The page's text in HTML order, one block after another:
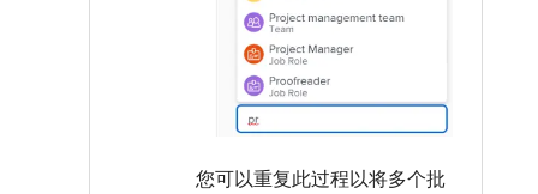
您可以重复此过程以将多个批